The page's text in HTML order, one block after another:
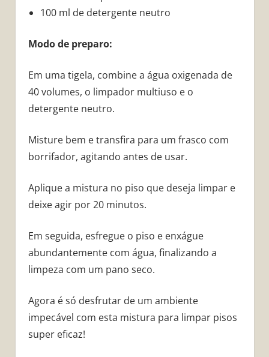
100 ml de detergente neutro
Modo de preparo:
Em uma tigela, combine a água oxigenada de
40 volumes, o limpador multiuso e o
detergente neutro.
Misture bem e transfira para um frasco com
borrifador, agitando antes de usar.
Aplique a mistura no piso que deseja limpar e
deixe agir por 20 minutos.
Em seguida, esfregue o piso e enxágue
abundantemente com água, finalizando a
limpeza com um pano seco.
Agora é só desfrutar de um ambiente
impecável com esta mistura para limpar pisos
super eficaz!